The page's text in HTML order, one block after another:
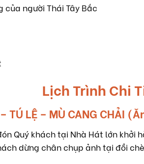
người Thái Tây Bắc
Lịch Trình Chi
TÚ LỆ – MÙ CANG CHẢI
Quý khách tại Nhà Hát lớn khởi
dừng chân chụp ảnh tại đồi